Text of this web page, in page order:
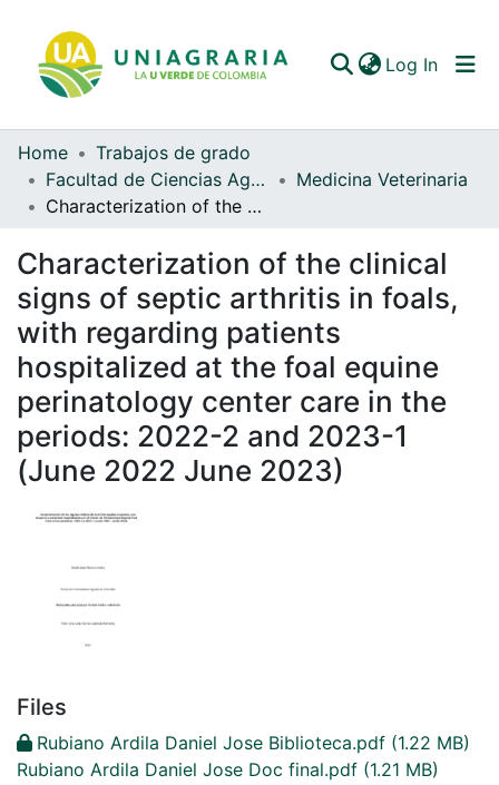
Log In
Communities & Collections
All of DSpace
Statistics
Home
Trabajos de grado
Facultad de Ciencias Agrarias
Medicina Veterinaria
Characterization of the clinical signs of septic arthritis in foals, with regarding patients hospitalized at the foal equine perinatology center care in the periods: 2022-2 and 2023-1 (June 2022 June 2023)
Characterization of the clinical
signs of septic arthritis in foals,
with regarding patients
hospitalized at the foal equine
perinatology center care in the
periods: 2022-2 and 2023-1
(June 2022 June 2023)
Files
Rubiano Ardila Daniel Jose Biblioteca.pdf (1.22 MB)
Rubiano Ardila Daniel Jose Doc final.pdf (1.21 MB)